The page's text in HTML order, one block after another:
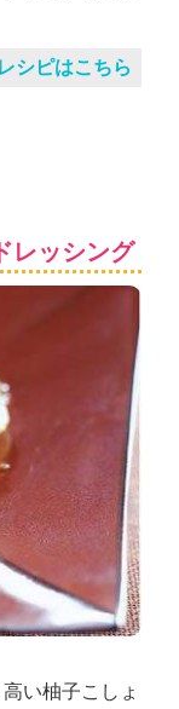
シピはこちら
レッシング
い柚子こしょ